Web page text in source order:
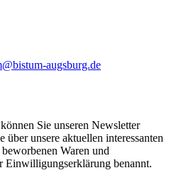
augsburg.de
Sie unseren Newsletter
unsere aktuellen interessanten
Waren und
Einwilligungserklärung benannt.